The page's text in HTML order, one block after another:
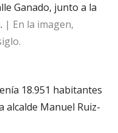
Ganado, junto a la
| En la imagen,
18.951 habitantes
alcalde Manuel Ruiz-